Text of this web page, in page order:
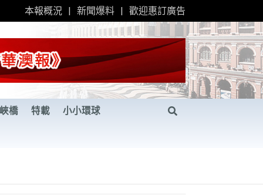
本報概況 新聞爆料 歡迎惠訂廣告
橋 特載 小小環球